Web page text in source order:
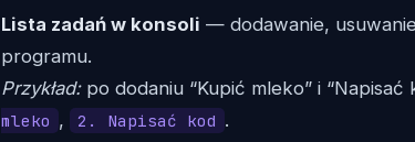
Lista zadań w konsoli — dodawanie,
programu.
Przykład:po dodaniu “Kupić mleko” i
mleko , 2. Napisać kod .